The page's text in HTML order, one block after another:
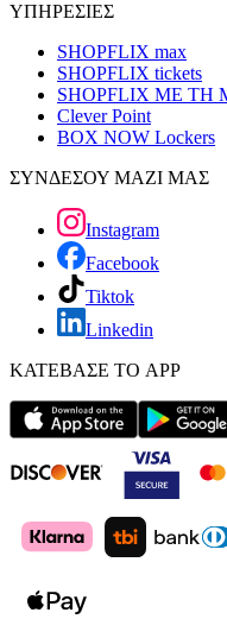
ΥΠΗΡΕΣΙΕΣ
SHOPFLIX max
SHOPFLIX tickets
SHOPFLIX ΜΕ ΤΗ
Clever Point
BOX NOW Lockers
ΣΥΝΔΕΣΟΥ ΜΑΖΙ ΜΑΣ
Instagram
Facebook
Tiktok
Linkedin
ΚΑΤΕΒΑΣΕ ΤΟ APP